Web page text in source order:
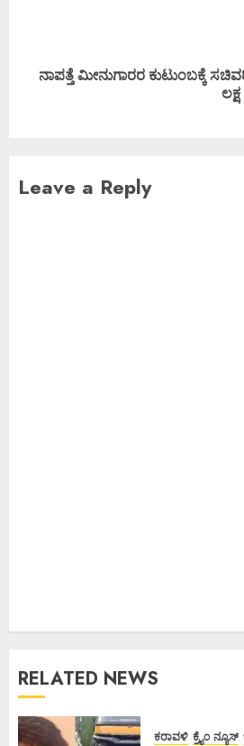
ನಾಪತ್ತೆ ಮೀನುಗಾರರ ಕುಟುಂಬಕ್ಕೆ
Leave a Reply
RELATED NEWS
ಕರಾವಳಿ ಕ್ರೈಂ ನ್ಯೂಸ್